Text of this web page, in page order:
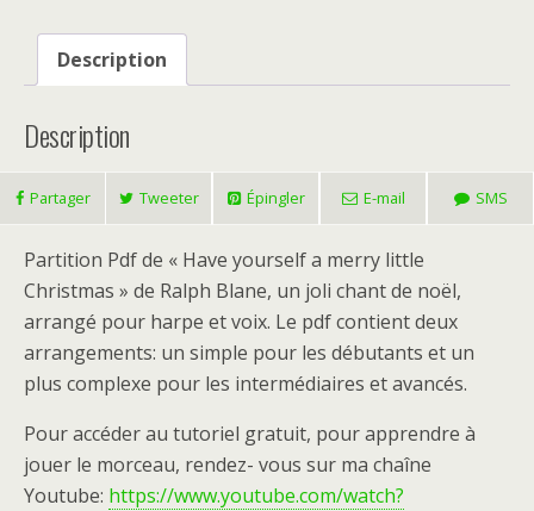
Christmas
-
Description
Description
Partager Tweeter Épingler E-mail SMS
Partition Pdf de « Have yourself a merry little
Christmas » de Ralph Blane, un joli chant de noël,
arrangé pour harpe et voix. Le pdf contient deux
arrangements: un simple pour les débutants et un
plus complexe pour les intermédiaires et avancés.
Pour accéder au tutoriel gratuit, pour apprendre à
jouer le morceau, rendez- vous sur ma chaîne
Youtube: https://www.youtube.com/watch?